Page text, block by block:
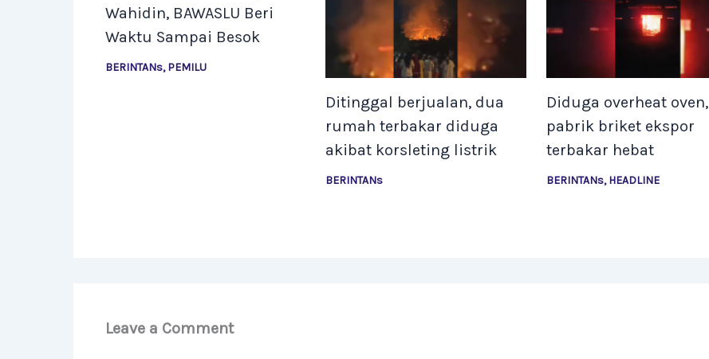
Wahidin, BAWASLU Beri
Waktu Sampai Besok
BERINTANs,PEMILU
Ditinggal berjualan, dua
rumah terbakar diduga
akibat korsleting listrik
BERINTANs
Diduga overheat oven,
pabrik briket ekspor
terbakar hebat
BERINTANs,HEADLINE
Leave a Comment